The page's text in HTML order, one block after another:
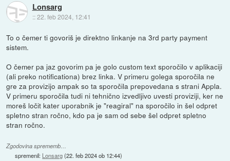
Lonsarg
::22. feb 2024, 12:41
To o čemer ti govoriš je direktno linkanje na 3rd party payment
sistem.
O čemer pa jaz govorim pa je golo custom text sporočilo v aplikaciji
(ali preko notificationa) brez linka. V primeru golega sporočila ne
gre za provizijo ampak so ta sporočila prepovedana s strani Appla.
V primeru sporočila tudi ni tehnično izvedljivo uvesti proviziji, ker ne
moreš ločit kater uporabnik je "reagiral" na sporočilo in šel odpret
spletno stran ročno, kdo pa je sam od sebe šel odpret spletno
stran ročno.
Zgodovina sprememb…
spremenil: Lonsarg(22. feb 2024 ob 12:44)